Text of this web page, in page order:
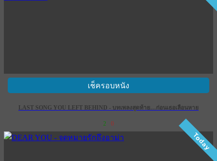
เช็ครอบหนัง
LAST SONG YOU LEFT BEHIND - บทเพลงสุดท้าย…ก่อนเธอเลือนหาย
2 0
Today